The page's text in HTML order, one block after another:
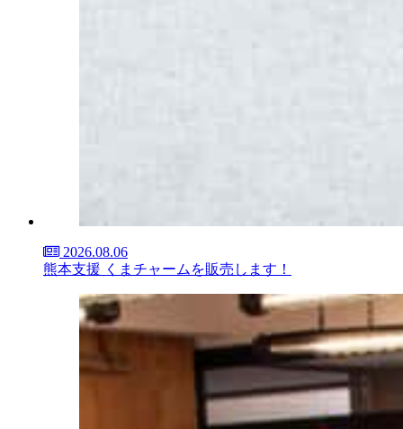
2026.08.06
熊本支援 くまチャームを販売します！